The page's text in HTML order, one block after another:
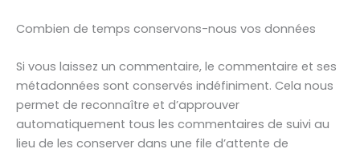
Combien de temps conservons-nous vos données
Si vous laissez un commentaire, le commentaire et ses
métadonnées sont conservés indéfiniment. Cela nous
permet de reconnaître et d’approuver
automatiquement tous les commentaires de suivi au
lieu de les conserver dans une file d’attente de